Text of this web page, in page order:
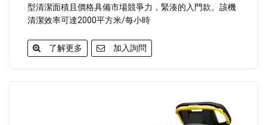
型清潔面積且價格具備市場競爭力，緊湊的入門款。該機
清潔效率可達2000平方米/每小時
了解更多 加入詢問